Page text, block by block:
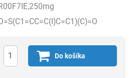
Do košíka